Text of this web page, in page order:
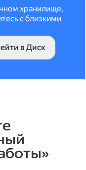
хранилище,
с близкими
в Диск